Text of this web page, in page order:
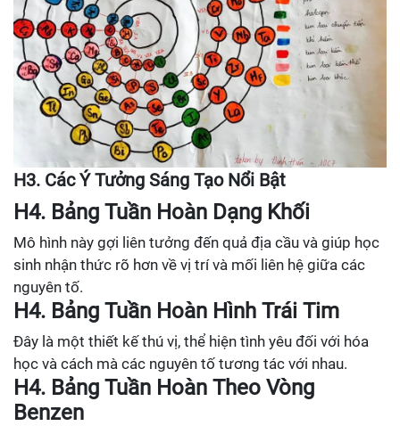
H3. Các Ý Tưởng Sáng Tạo Nổi Bật
H4. Bảng Tuần Hoàn Dạng Khối
Mô hình này gợi liên tưởng đến quả địa cầu và giúp học
sinh nhận thức rõ hơn về vị trí và mối liên hệ giữa các
nguyên tố.
H4. Bảng Tuần Hoàn Hình Trái Tim
Đây là một thiết kế thú vị, thể hiện tình yêu đối với hóa
học và cách mà các nguyên tố tương tác với nhau.
H4. Bảng Tuần Hoàn Theo Vòng
Benzen